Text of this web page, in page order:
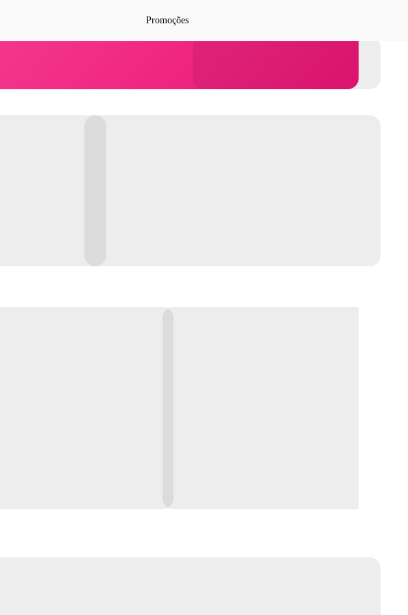
Promoções